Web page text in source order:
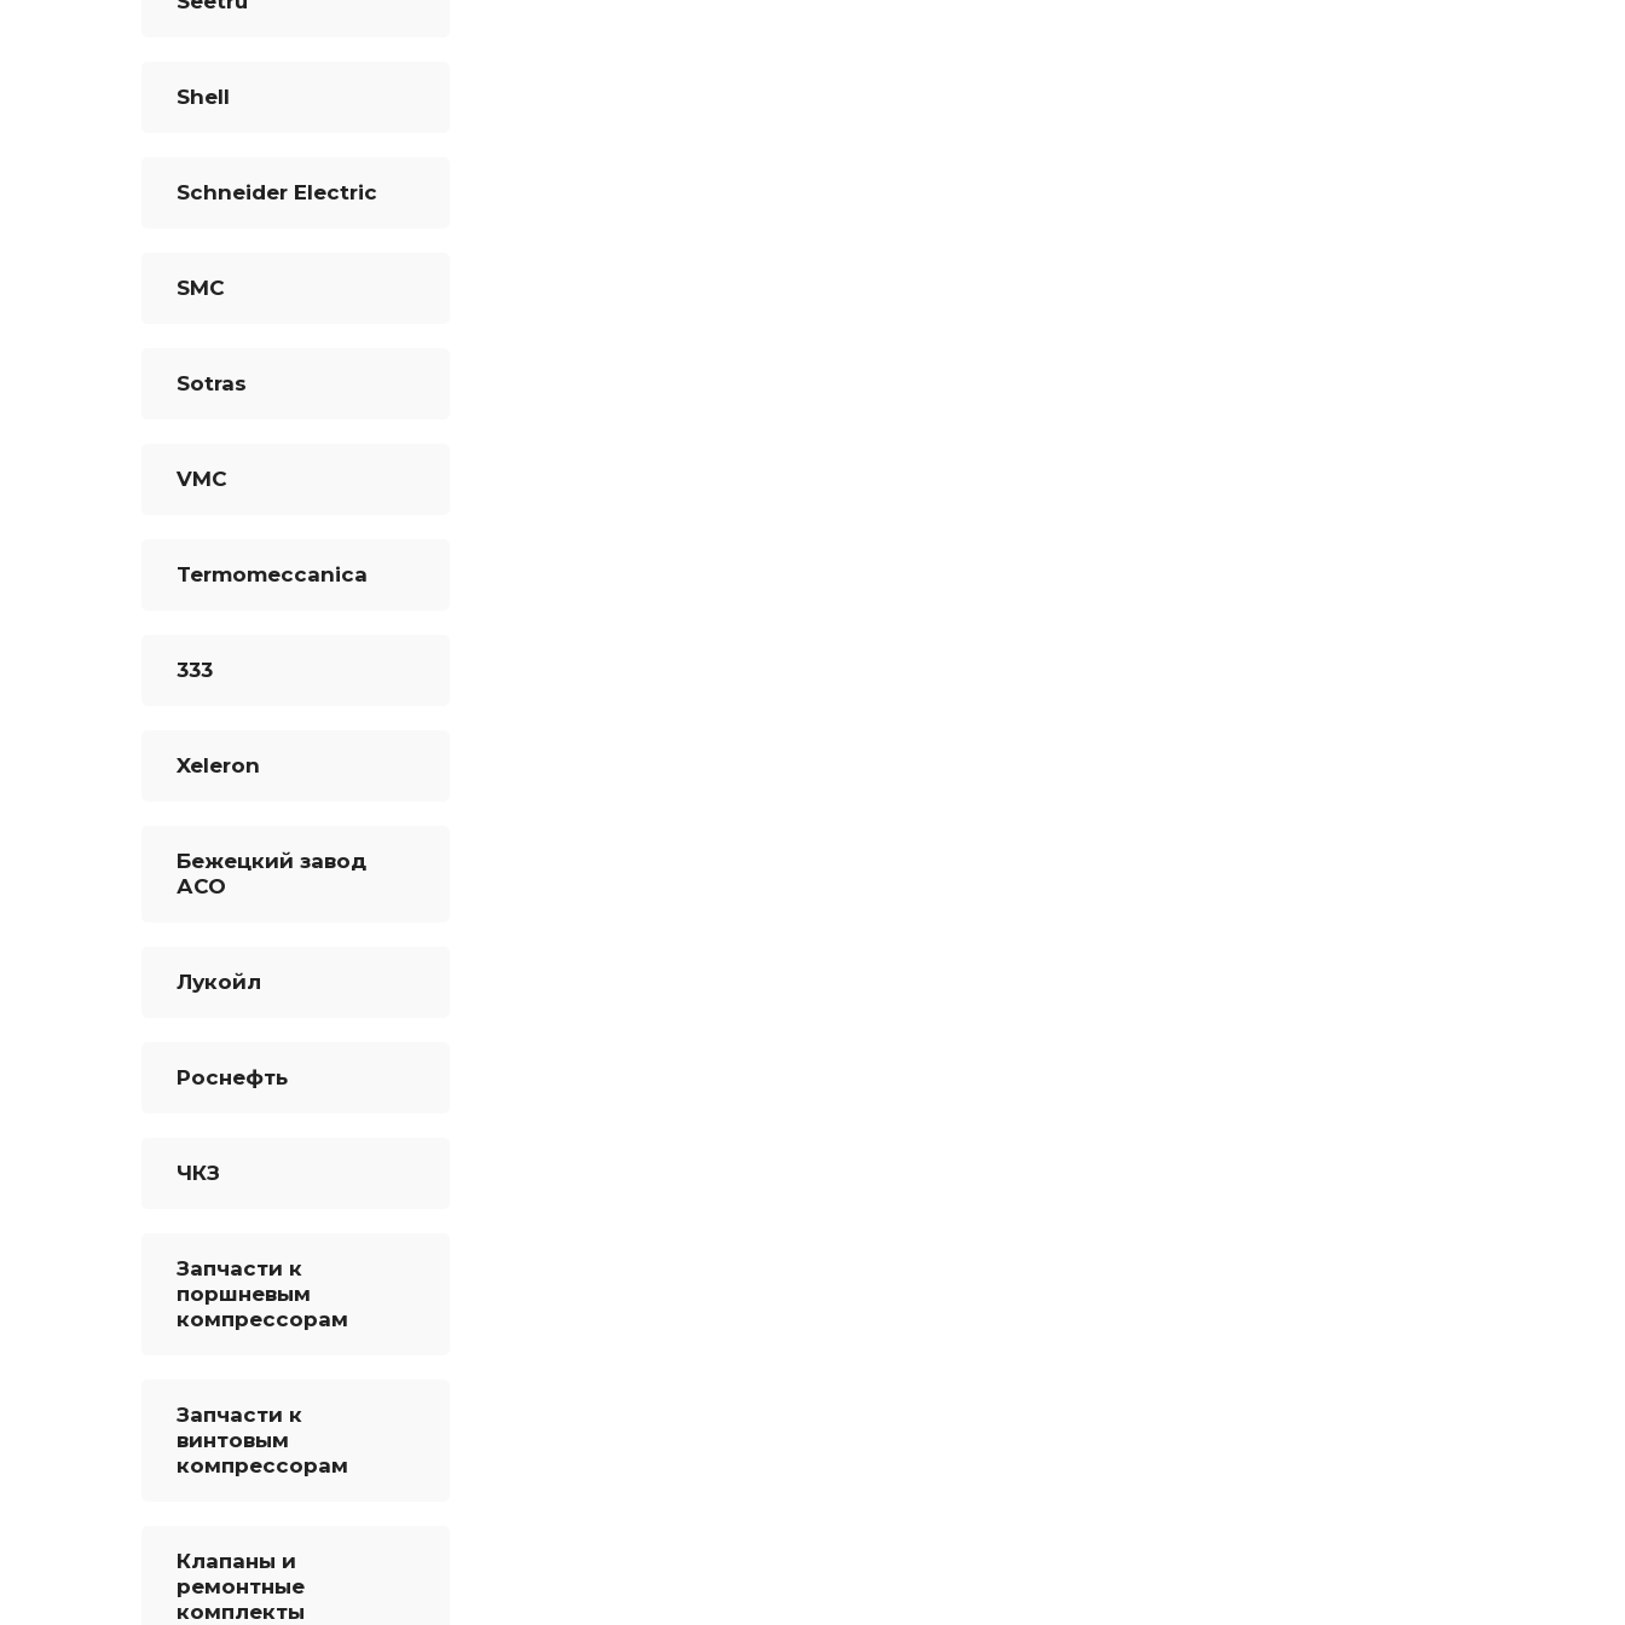
Shell
Schneider Electric
SMC
Sotras
VMC
Termomeccanica
333
Xeleron
Бежецкий завод
АСО
Лукойл
Роснефть
ЧКЗ
Запчасти к
поршневым
компрессорам
Запчасти к
винтовым
компрессорам
Клапаны и
ремонтные
комплекты